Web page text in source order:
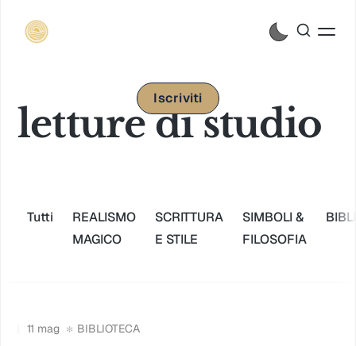
Iscriviti
letture di studio
Tutti
REALISMO
MAGICO
SCRITTURA
E STILE
SIMBOLI &
FILOSOFIA
11 mag BIBLIOTECA